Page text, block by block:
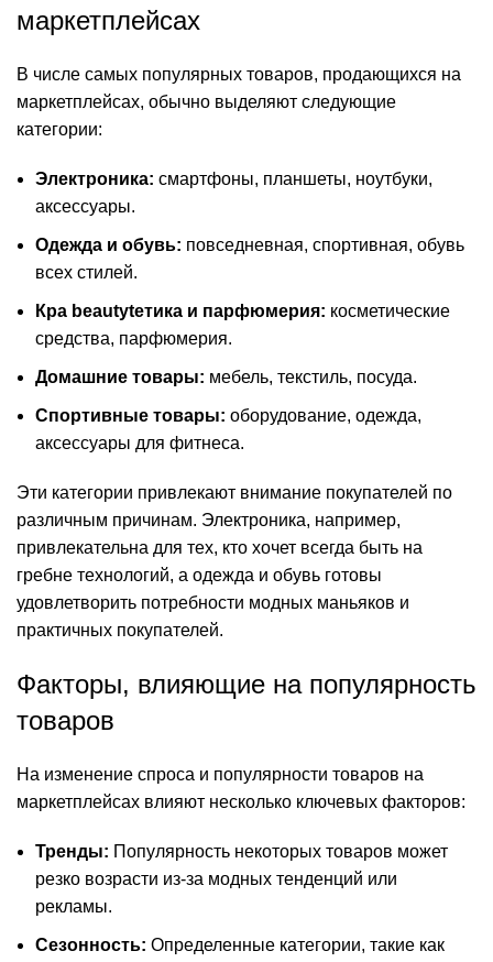
маркетплейсах
В числе самых популярных товаров, продающихся на
маркетплейсах, обычно выделяют следующие
категории:
Электроника: смартфоны, планшеты, ноутбуки,
аксессуары.
Одежда и обувь: повседневная, спортивная, обувь
всех стилей.
Кра beautytетика и парфюмерия: косметические
средства, парфюмерия.
Домашние товары: мебель, текстиль, посуда.
Спортивные товары: оборудование, одежда,
аксессуары для фитнеса.
Эти категории привлекают внимание покупателей по
различным причинам. Электроника, например,
привлекательна для тех, кто хочет всегда быть на
гребне технологий, а одежда и обувь готовы
удовлетворить потребности модных маньяков и
практичных покупателей.
Факторы, влияющие на популярность
товаров
На изменение спроса и популярности товаров на
маркетплейсах влияют несколько ключевых факторов:
Тренды: Популярность некоторых товаров может
резко возрасти из-за модных тенденций или
рекламы.
Сезонность: Определенные категории, такие как